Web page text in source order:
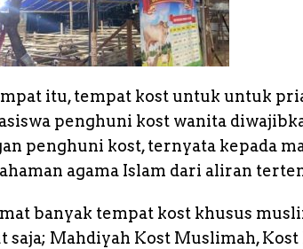
itu, tempat kost untuk untuk
penghuni kost wanita
penghuni kost, ternyata kepada
agama Islam dari aliran
banyak tempat kost khusus
saja; Mahdiyah Kost Muslimah,